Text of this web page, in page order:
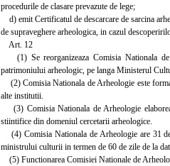
procedurile de clasare prevazute de lege;
d) emit Certificatul de descarcare de sarcina
de supraveghere arheologica, in cazul
Art. 12
(1) Se reorganizeaza Comisia Nationala de
patrimoniului arheologic, pe langa Ministerul
(2) Comisia Nationala de Arheologie este
alte institutii.
(3) Comisia Nationala de Arheologie
stiintifice din domeniul cercetarii arheologice.
(4) Comisia Nationala de Arheologie are 31
ministrului culturii in termen de 60 de zile de la
(5) Functionarea Comisiei Nationale de